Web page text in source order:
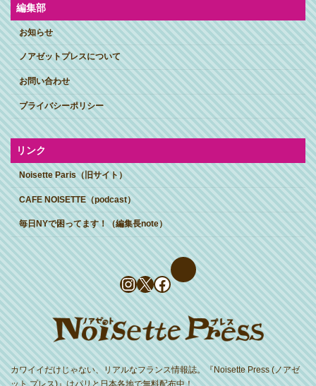
編集部
お知らせ
ノアゼットプレスについて
お問い合わせ
プライバシーポリシー
リンク
Noisette Paris（旧サイト）
CAFE NOISETTE（podcast）
毎日NYで困ってます！（編集長note）
Instagram
X Facebook
カワイイだけじゃない、リアルなフランス情報誌。『Noisette Press (ノアゼ
ット プレス)』はパリと日本各地で無料配布中！